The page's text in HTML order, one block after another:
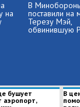
на
В
поставили на
Терезу Мэй,
обвинившую
бушует
аэропорт,
В